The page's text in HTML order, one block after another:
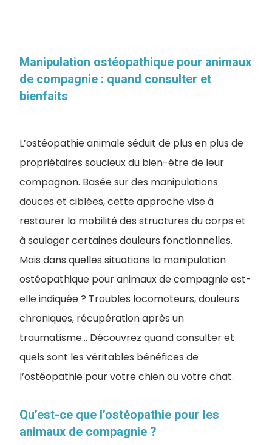
Manipulation ostéopathique pour animaux
de compagnie : quand consulter et
bienfaits
L’ostéopathie animale séduit de plus en plus de
propriétaires soucieux du bien-être de leur
compagnon. Basée sur des manipulations
douces et ciblées, cette approche vise à
restaurer la mobilité des structures du corps et
à soulager certaines douleurs fonctionnelles.
Mais dans quelles situations la manipulation
ostéopathique pour animaux de compagnie est-
elle indiquée ? Troubles locomoteurs, douleurs
chroniques, récupération après un
traumatisme… Découvrez quand consulter et
quels sont les véritables bénéfices de
l’ostéopathie pour votre chien ou votre chat.
Qu’est-ce que l’ostéopathie pour les
animaux de compagnie ?